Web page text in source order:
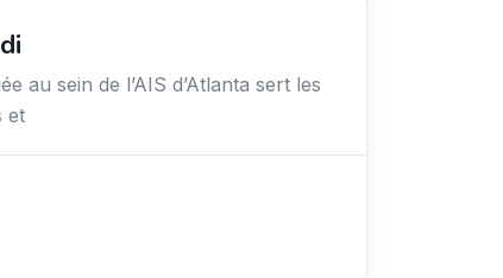
au sein de l’AIS d’Atlanta sert les
et